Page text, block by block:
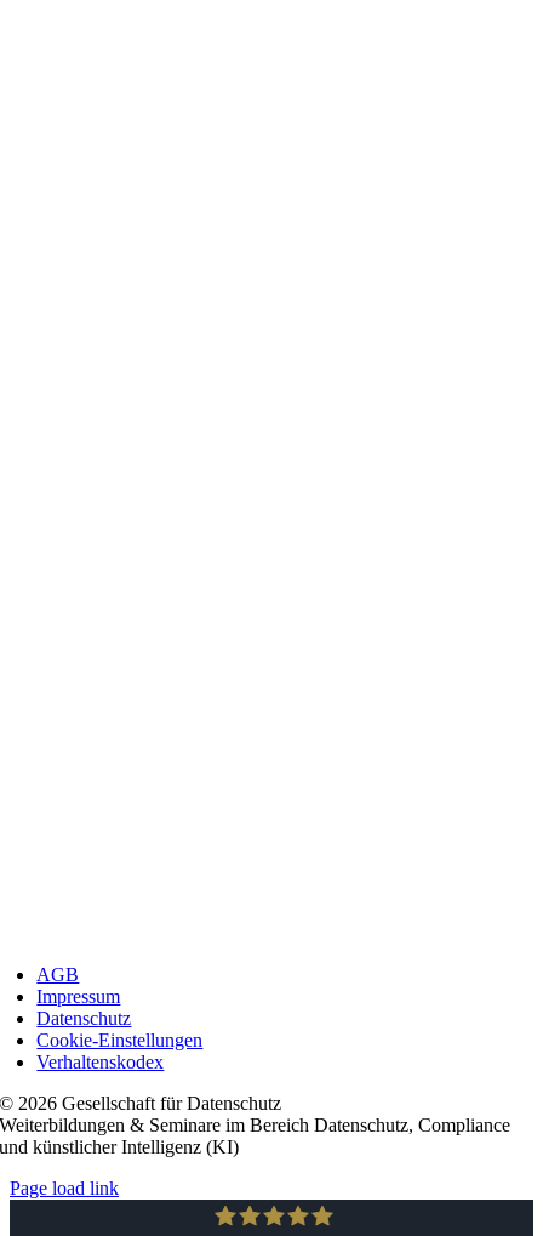
AGB
Impressum
Datenschutz
Cookie-Einstellungen
Verhaltenskodex
© 2026 Gesellschaft für Datenschutz
Weiterbildungen & Seminare im Bereich Datenschutz, Compliance
und künstlicher Intelligenz (KI)
Page load link